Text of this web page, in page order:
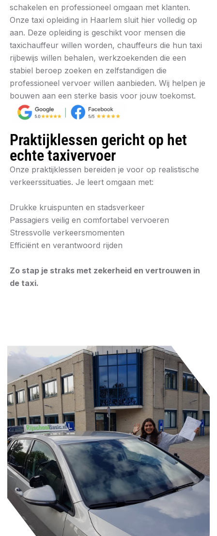
schakelen en professioneel omgaan met klanten.
Onze taxi opleiding in Haarlem sluit hier volledig op
aan. Deze opleiding is geschikt voor mensen die
taxichauffeur willen worden, chauffeurs die hun taxi
rijbewijs willen behalen, werkzoekenden die een
stabiel beroep zoeken en zelfstandigen die
professioneel vervoer willen aanbieden. Wij helpen je
bouwen aan een sterke basis voor jouw toekomst.
Praktijklessen gericht op het
echte taxivervoer
Onze praktijklessen bereiden je voor op realistische
verkeerssituaties. Je leert omgaan met:
Drukke kruispunten en stadsverkeer
Passagiers veilig en comfortabel vervoeren
Stressvolle verkeersmomenten
Efficiënt en verantwoord rijden
Zo stap je straks met zekerheid en vertrouwen in
de taxi.